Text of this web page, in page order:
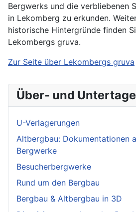
Bergwerks und die verbliebenen
in Lekomberg zu erkunden.
historische Hintergründe finden
Lekombergs gruva.
Zur Seite über Lekombergs gruva
Über- und Untertage
U-Verlagerungen
Altbergbau: Dokumentationen
Bergwerke
Besucherbergwerke
Rund um den Bergbau
Bergbau & Altbergbau in 3D